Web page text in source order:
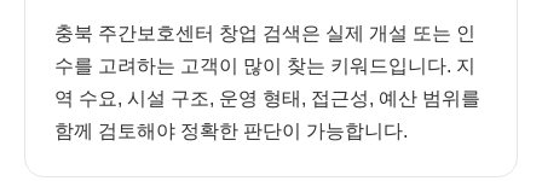
충북 주간보호센터 창업 검색은 실제 개설 또는 인
수를 고려하는 고객이 많이 찾는 키워드입니다. 지
역 수요, 시설 구조, 운영 형태, 접근성, 예산 범위를
함께 검토해야 정확한 판단이 가능합니다.